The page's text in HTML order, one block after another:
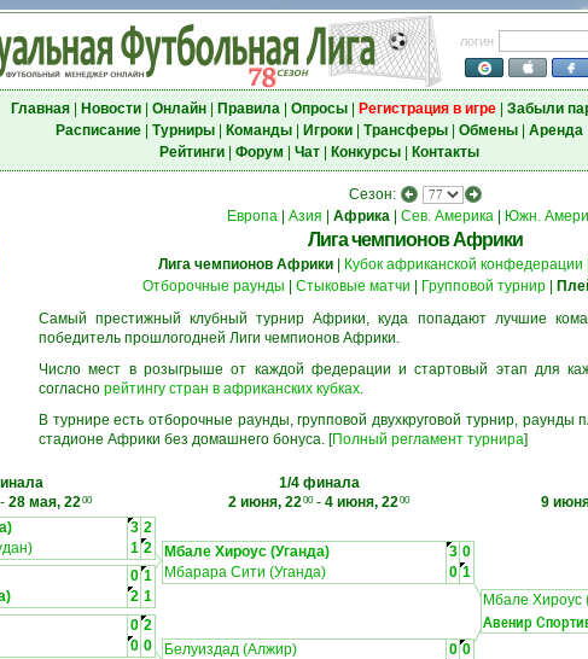
логин
Главная| Новости| Онлайн| Правила| Опросы| Регистрация в игре| Забыли
Расписание| Турниры| Команды| Игроки| Трансферы| Обмены| Аренда
Рейтинги| Форум Чат| Конкурсы| Контакты
Сезон:
Европа
Азия Африка Сев. Америка Южн.
Лига чемпионов Африки
Лига чемпионов Африки| Кубок африканской конфедерации
Отборочные раунды
Стыковые матчи Групповой турнир|
Самый престижный клубный турнир Африки, куда попадают лучшие
победитель прошлогодней Лиги чемпионов Африки.
Число мест в розыгрыше от каждой федерации и стартовый этап для
согласно рейтингу стран в африканских кубках.
В турнире есть отборочные раунды, групповой двухкруговой турнир,
стадионе Африки без домашнего бонуса. [Полный регламент турнира]
28 мая, 2200
1/4 финала
2 июня, 2200- 4 июня, 2200
9
3 2
1 2
0 1
2 1
Мбале Хироус (Уганда) 3 0
Мбарара Сити (Уганда)
0 1
Мбале Хироус
Авенир
0 2
0 0 Белуиздад (Алжир) 0 0